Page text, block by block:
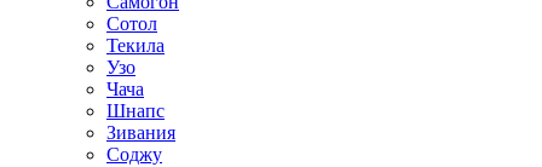
Сотол
Текила
Узо
Чача
Шнапс
Зивания
Соджу